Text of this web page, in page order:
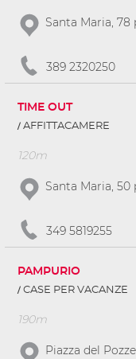
Santa Maria, 78
389 2320250
TIME OUT
AFFITTACAMERE
120m
Santa Maria, 50
349 5819255
PAMPURIO
CASE PER VACANZE
190m
Piazza del